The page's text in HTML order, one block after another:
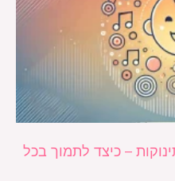
– כיצד לתמוך בכל